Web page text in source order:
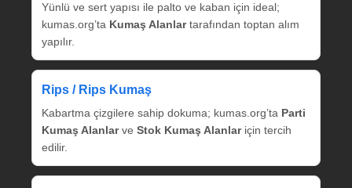
Yünlü ve sert yapısı ile palto ve kaban için ideal;
kumas.org’ta Kumaş Alanlartarafından toptan alım
yapılır.
Rips / Rips Kumaş
Kabartma çizgilere sahip dokuma; kumas.org’ta Parti
Kumaş Alanlarve Stok Kumaş Alanlariçin tercih
edilir.